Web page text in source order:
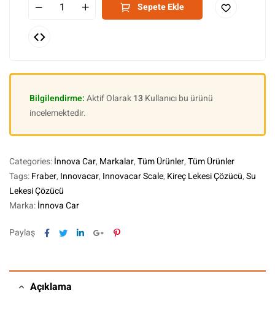
Sepete Ekle
Bilgilendirme:Aktif Olarak13Kullanıcı bu ürünü
incelemektedir.
Categories:İnnova Car, Markalar,Tüm Ürünler,Tüm Ürünler
Tags:Fraber, Innovacar, Innovacar Scale, Kireç Lekesi Çözücü,Su
Lekesi Çözücü
Marka:İnnova Car
Paylaş Facebook
TwitterLinkedinGoogle+Pinterest
Açıklama